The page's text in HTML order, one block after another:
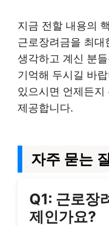
지금 전할 내용의
근로장려금을 최
생각하고 계신 분
기억해 두시길 바
있으시면 언제든지
제공합니다.
자주 묻는
Q1: 근로장
제인가요?